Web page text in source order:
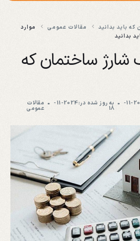
بدانید مقالات عمومی
موارد
ساختمان که
نوشته شده در:2024-11- به روز شده در:2024-11- مقالات
عمومی